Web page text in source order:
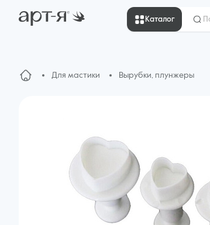
Каталог
Для мастики Вырубки, плунжеры